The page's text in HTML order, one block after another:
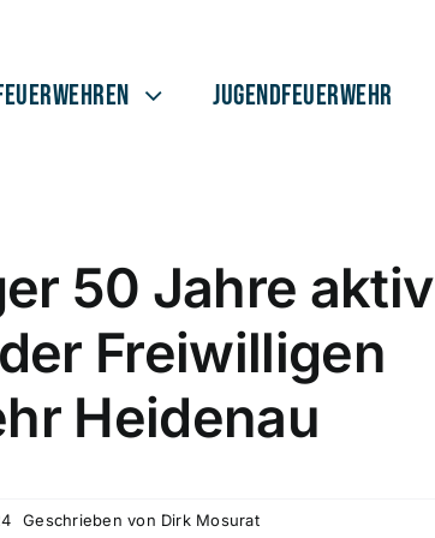
Jugendfeuerwehr
50 Jahre aktiv
Freiwilligen
Heidenau
Geschrieben von Dirk Mosurat